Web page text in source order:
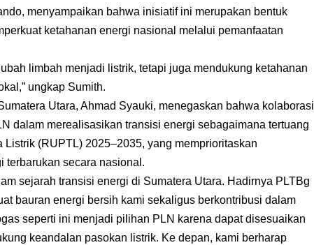
menyampaikan bahwa inisiatif ini merupakan bentuk
ketahanan energi nasional melalui pemanfaatan
limbah menjadi listrik, tetapi juga mendukung ketahanan
ungkap Sumith.
Utara, Ahmad Syauki, menegaskan bahwa kolaborasi
dalam merealisasikan transisi energi sebagaimana tertuang
(RUPTL) 2025–2035, yang memprioritaskan
terbarukan secara nasional.
sejarah transisi energi di Sumatera Utara. Hadirnya PLTBg
bauran energi bersih kami sekaligus berkontribusi dalam
seperti ini menjadi pilihan PLN karena dapat disesuaikan
keandalan pasokan listrik. Ke depan, kami berharap